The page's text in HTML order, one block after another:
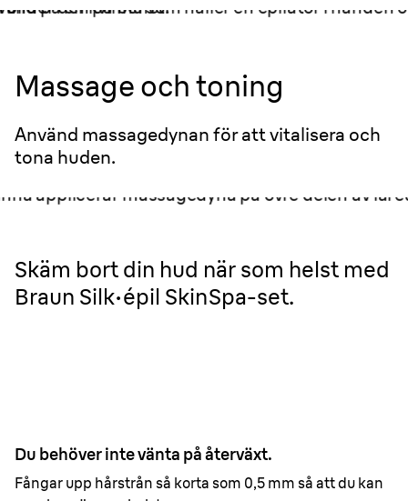
Massage och toning
Använd massagedynan för att vitalisera och
tona huden.
Skäm bort din hud när som helst med
Braun Silk·épil SkinSpa-set.
Du behöver inte vänta på återväxt.
Fångar upp hårstrån så korta som 0,5 mm så att du kan